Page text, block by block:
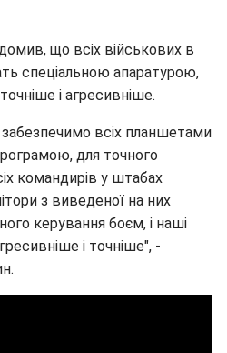
що всіх військових в
спеціальною апаратурою,
і агресивніше.
всіх планшетами
для точного
командирів у штабах
з виведеної на них
керування боєм, і наші
і точніше", -